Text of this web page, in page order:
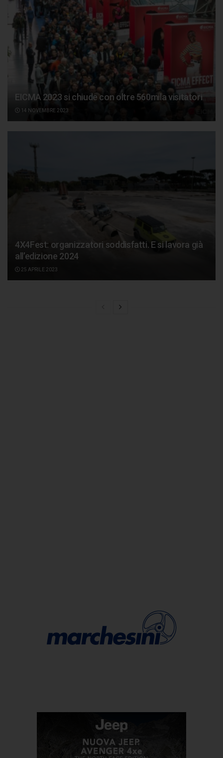
EICMA 2023 si chiude con oltre 560mila visitatori
14 NOVEMBRE 2023
4X4Fest: organizzatori soddisfatti. E si lavora già
all’edizione 2024
25 APRILE 2023